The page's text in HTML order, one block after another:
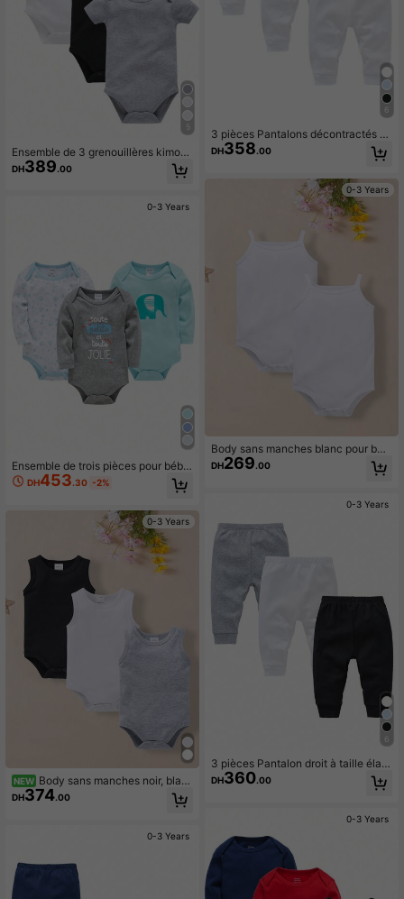
5
Ensemble de 3 grenouillères kimon
o à manches courtes de couleur uni
e pour bébés garçons
DH389.00
0-3 Years
Ensemble de trois pièces pour bébé
garçon, combinaison à manches lon
gues avec impression de lettres des
DH453.30 -2%
0-3 Years
NEW Body sans manches noir, blan
c et gris pour l'été
DH374.00
0-3 Years
6
3 pièces Pantalons décontractés à
taille élastique et à liens aux chevill
DH358.00
0-3 Years
Body sans manches blanc pour béb
é pour l'été
DH269.00
0-3 Years
6
3 pièces Pantalon droit à taille élast
ique pour bébé garçon, noir/blanc/g
DH360.00
0-3 Years